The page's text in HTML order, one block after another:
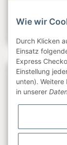
Gesetzliche
Wie wir
Durch Klicken
Einsatz
Express
Einstellung
unten). Weitere
in unserer